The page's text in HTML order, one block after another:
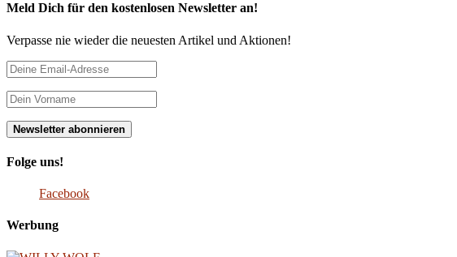
Meld Dich für den kostenlosen Newsletter an!
Verpasse nie wieder die neuesten Artikel und Aktionen!
Folge uns!
Facebook
Werbung